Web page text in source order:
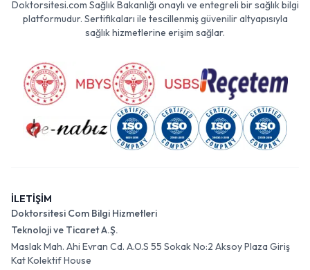
Doktorsitesi.com Sağlık Bakanlığı onaylı ve entegreli bir sağlık bilgi
platformudur. Sertifikaları ile tescillenmiş güvenilir altyapısıyla
sağlık hizmetlerine erişim sağlar.
İLETİŞİM
Doktorsitesi Com Bilgi Hizmetleri
Teknoloji ve Ticaret A.Ş.
Maslak Mah. Ahi Evran Cd. A.O.S 55 Sokak No:2 Aksoy Plaza Giriş
Kat Kolektif House